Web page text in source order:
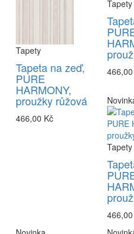
Tapety
Tapeta na zeď,
PURE
HARMONY,
proužky růžová
466,00 Kč
Tapety
Tapety